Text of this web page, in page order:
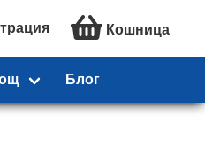
Кошница
Блог